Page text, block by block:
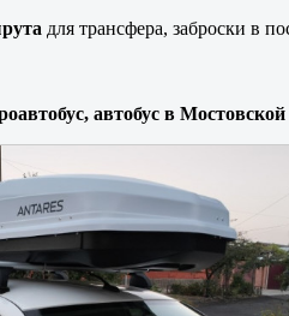
для трансфера, заброски в
автобус в